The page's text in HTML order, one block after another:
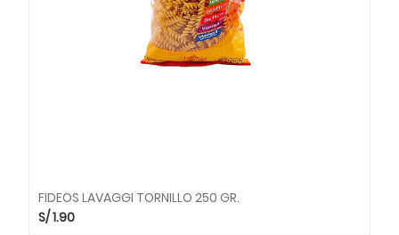
FIDEOS LAVAGGI TORNILLO 250 GR.
S/1.90